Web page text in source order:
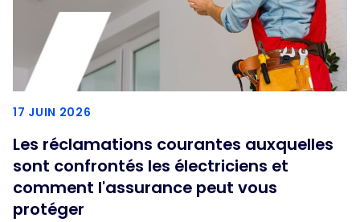
17 JUIN 2026
Les réclamations courantes auxquelles
sont confrontés les électriciens et
comment l'assurance peut vous
protéger